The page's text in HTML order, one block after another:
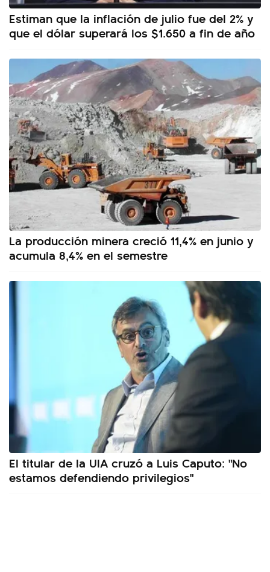
Estiman que la inflación de julio fue del 2% y
que el dólar superará los $1.650 a fin de año
La producción minera creció 11,4% en junio y
acumula 8,4% en el semestre
El titular de la UIA cruzó a Luis Caputo: "No
estamos defendiendo privilegios"